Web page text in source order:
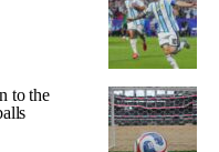
to the